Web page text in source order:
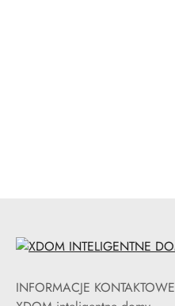
INFORMACJE KONTAKTOWE